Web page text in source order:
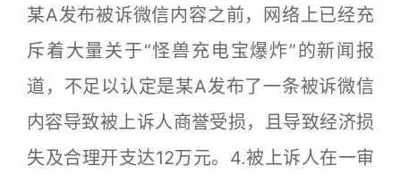
某A发布被诉微信内容之前，网络上已经充
斥着大量关于“怪兽充电宝爆炸”的新闻报
道，不足以认定是某A发布了一条被诉微信
内容导致被上诉人商誉受损，且导致经济损
失及合理开支达12万元。4.被上诉人在一审